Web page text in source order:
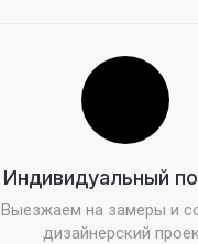
Индивидуальный
Выезжаем на замеры и
дизайнерский